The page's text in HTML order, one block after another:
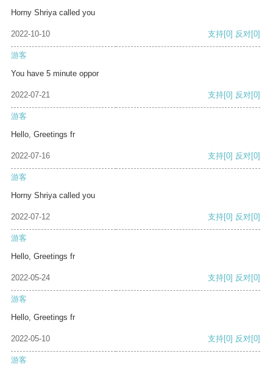
Horny Shriya called you
2022-10-10 支持[0] 反对[0]
游客
You have 5 minute oppor
2022-07-21 支持[0] 反对[0]
游客
Hello, Greetings fr
2022-07-16 支持[0] 反对[0]
游客
Horny Shriya called you
2022-07-12 支持[0] 反对[0]
游客
Hello, Greetings fr
2022-05-24 支持[0] 反对[0]
游客
Hello, Greetings fr
2022-05-10 支持[0] 反对[0]
游客